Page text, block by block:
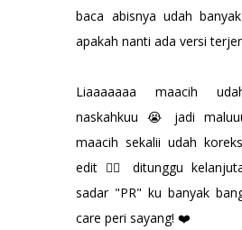
baca abisnya udah
apakah nanti ada versi
Liaaaaaaa maacih
naskahkuu 😭 jadi
maacih sekalii udah
edit 👌🏼 ditunggu
sadar "PR" ku banyak
care peri sayang! ❤️